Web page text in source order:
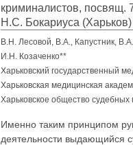
криминалистов, посвящ.
Н.С. Бокариуса (Харьков)
В.Н. Лесовой, В.А., Капустник,
И.Н. Козаченко**
Харьковский государственный
Харьковская медицинская
Харьковское общество
Именно таким принципом
деятельности выдающийся